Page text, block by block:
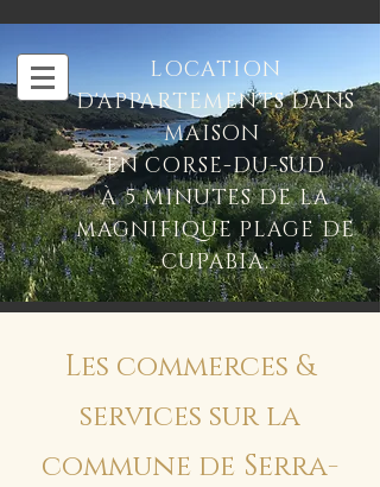
LOCATION
D'APPARTEMENTS DANS
MAISON
EN CORSE-DU-SUD
À 5 MINUTES DE LA
MAGNIFIQUE PLAGE DE
CUPABIA.
Les commerces &
services sur la
commune de Serra-